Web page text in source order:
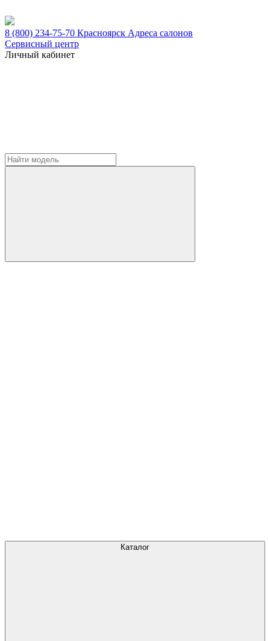
8 (800) 234-75-70 Красноярск Адреса салонов
Сервисный центр
Личный кабинет
Каталог